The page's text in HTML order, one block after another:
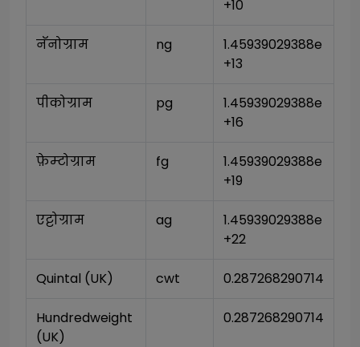
+10
नॅनोग्राम ng
1.45939029388e
+13
पीकोग्राम pg
1.45939029388e
+16
फ़ेम्टोग्राम fg
1.45939029388e
+19
एट्टोग्राम ag
1.45939029388e
+22
Quintal (UK) cwt 0.287268290714
Hundredweight
(UK)
0.287268290714